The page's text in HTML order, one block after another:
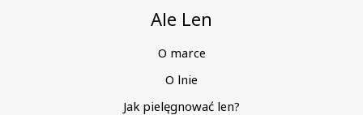
Ale Len
O marce
O lnie
Jak pielęgnować len?